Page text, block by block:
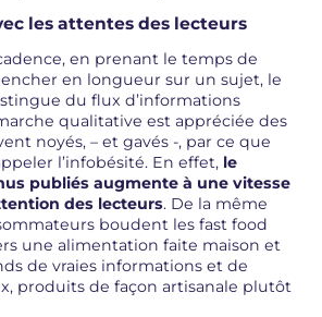
les attentes des lecteurs
en prenant le temps de
en longueur sur un sujet, le
du flux d’informations
qualitative est appréciée des
noyés, – et gavés -, par ce que
l’infobésité. En effet, le
publiés augmente à une vitesse
des lecteurs. De la même
boudent les fast food
une alimentation faite maison et
de vraies informations et de
produits de façon artisanale plutôt